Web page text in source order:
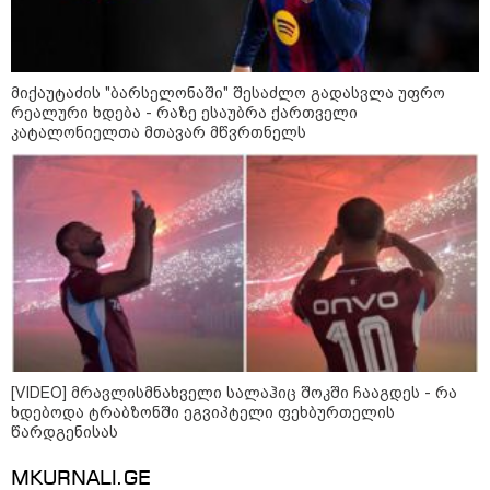
მიქაუტაძის "ბარსელონაში" შესაძლო გადასვლა უფრო
რეალური ხდება - რაზე ესაუბრა ქართველი
კატალონიელთა მთავარ მწვრთნელს
[VIDEO] მრავლისმნახველი სალაჰიც შოკში ჩააგდეს - რა
ხდებოდა ტრაბზონში ეგვიპტელი ფეხბურთელის
წარდგენისას
MKURNALI.GE